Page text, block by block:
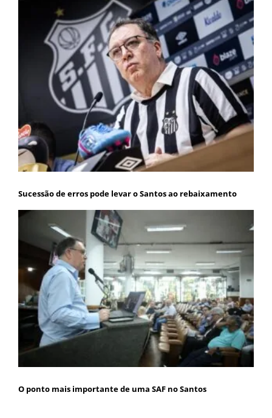
Sucessão de erros pode levar o Santos ao rebaixamento
O ponto mais importante de uma SAF no Santos